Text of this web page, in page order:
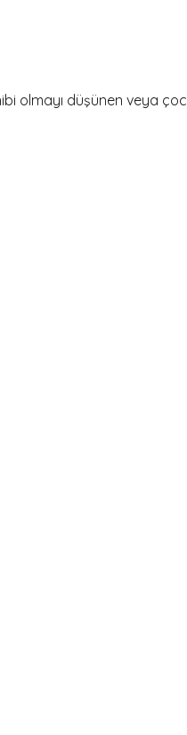
olmayı düşünen veya